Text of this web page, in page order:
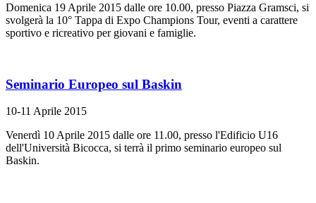
Domenica 19 Aprile 2015 dalle ore 10.00, presso Piazza Gramsci, si
svolgerà la 10° Tappa di Expo Champions Tour, eventi a carattere
sportivo e ricreativo per giovani e famiglie.
Seminario Europeo sul Baskin
10-11 Aprile 2015
Venerdì 10 Aprile 2015 dalle ore 11.00, presso l'Edificio U16
dell'Università Bicocca, si terrà il primo seminario europeo sul
Baskin.